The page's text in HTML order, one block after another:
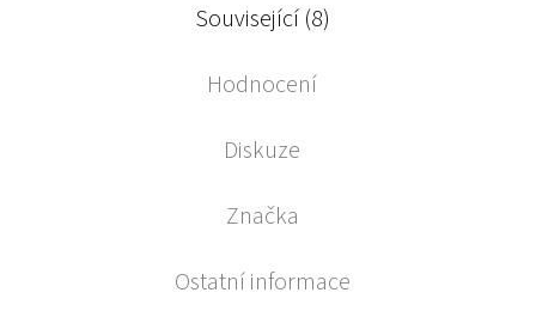
Související (8)
Hodnocení
Diskuze
Značka
Ostatní informace